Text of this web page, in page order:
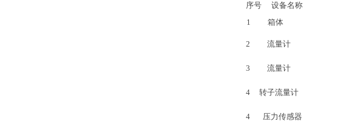
序号
设备名称
1
箱体
2 流量计
3 流量计
4 转子流量计
4 压力传感器